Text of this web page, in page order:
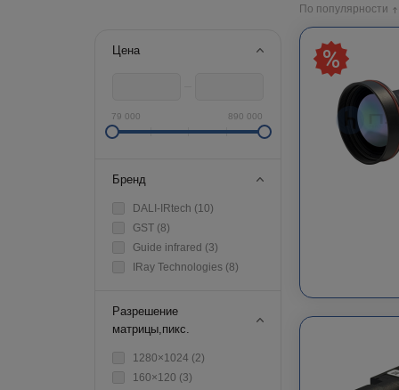
Цена
79 000 890 000
Бренд
DALI-IRtech (10)
GST (8)
Guide infrared (3)
IRay Technologies (8)
Разрешение
матрицы,пикс.
1280×1024 (2)
160×120 (3)
По популярности